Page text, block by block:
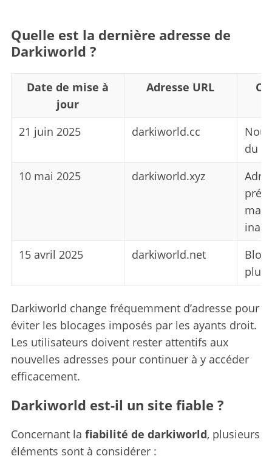
Quelle est la dernière adresse de
Darkiworld ?
Date de mise à
jour
Adresse URL
21 juin 2025 darkiworld.cc
du
10 mai 2025
darkiworld.xyz
15 avril 2025
darkiworld.net
Darkiworld change fréquemment d’adresse pour
éviter les blocages imposés par les ayants droit.
Les utilisateurs doivent rester attentifs aux
nouvelles adresses pour continuer à y accéder
efficacement.
Darkiworld est-il un site fiable ?
Concernant la fiabilité de darkiworld, plusieurs
éléments sont à considérer :